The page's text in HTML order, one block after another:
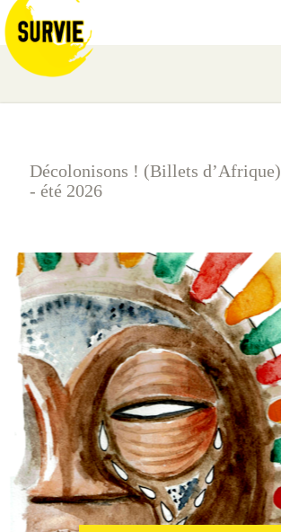
Décolonisons ! (Billets d’Afrique)
- été 2026